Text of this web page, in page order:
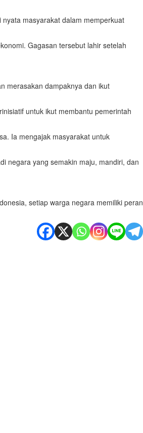
masyarakat dalam memperkuat
Gagasan tersebut lahir setelah
merasakan dampaknya dan ikut
untuk ikut membantu pemerintah
Ia mengajak masyarakat untuk
negara yang semakin maju, mandiri, dan
setiap warga negara memiliki peran